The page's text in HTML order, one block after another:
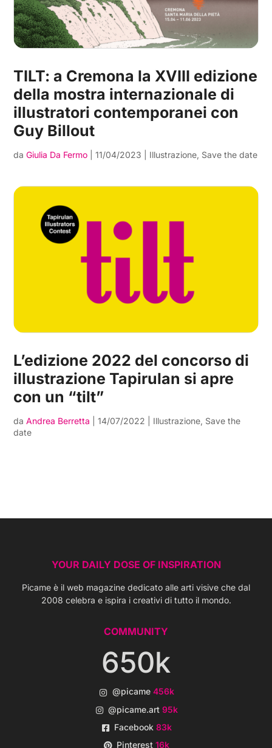
TILT: a Cremona la XVIII edizione
della mostra internazionale di
illustratori contemporanei con
Guy Billout
daGiulia Da Fermo |11/04/2023 Illustrazione, Save the date
L’edizione 2022 del concorso di
illustrazione Tapirulan si apre
con un “tilt”
daAndrea Berretta |14/07/2022 Illustrazione, Save the
date
YOUR DAILY DOSE OF INSPIRATION
Picame è il web magazine dedicato alle arti visive che dal
2008 celebra e ispira i creativi di tutto il mondo.
COMMUNITY
650k
@picame 456k
@picame.art95k
Facebook83k
Pinterest16k